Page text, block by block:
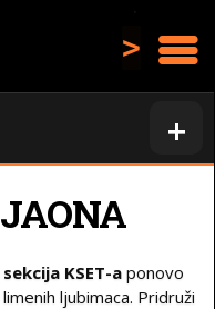
>
+
KSET-a ponovo
ljubimaca. Pridruži